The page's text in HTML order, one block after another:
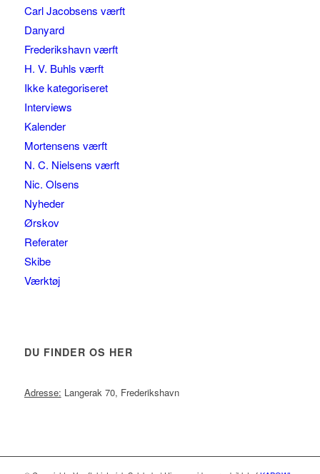
Carl Jacobsens værft
Danyard
Frederikshavn værft
H. V. Buhls værft
Ikke kategoriseret
Interviews
Kalender
Mortensens værft
N. C. Nielsens værft
Nic. Olsens
Nyheder
Ørskov
Referater
Skibe
Værktøj
DU FINDER OS HER
Adresse: Langerak 70, Frederikshavn